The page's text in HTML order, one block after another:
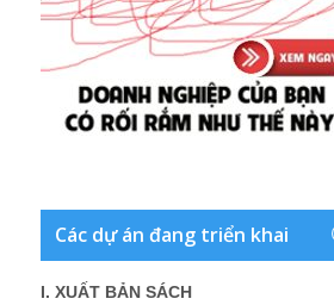
Các dự án đang triển khai
I. XUẤT BẢN SÁCH